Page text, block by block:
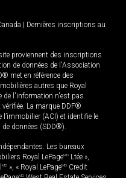
Dernières inscriptions au
proviennent des inscriptions
de données de l'Association
met en référence des
autres que Royal
de l'information n'est pas
La marque DDF®
(ACI) et identifie le
données (SDD®).
Les bureaux
Royal LePageMD Ltée »,
MD », « Royal LePageMD Credit
MD